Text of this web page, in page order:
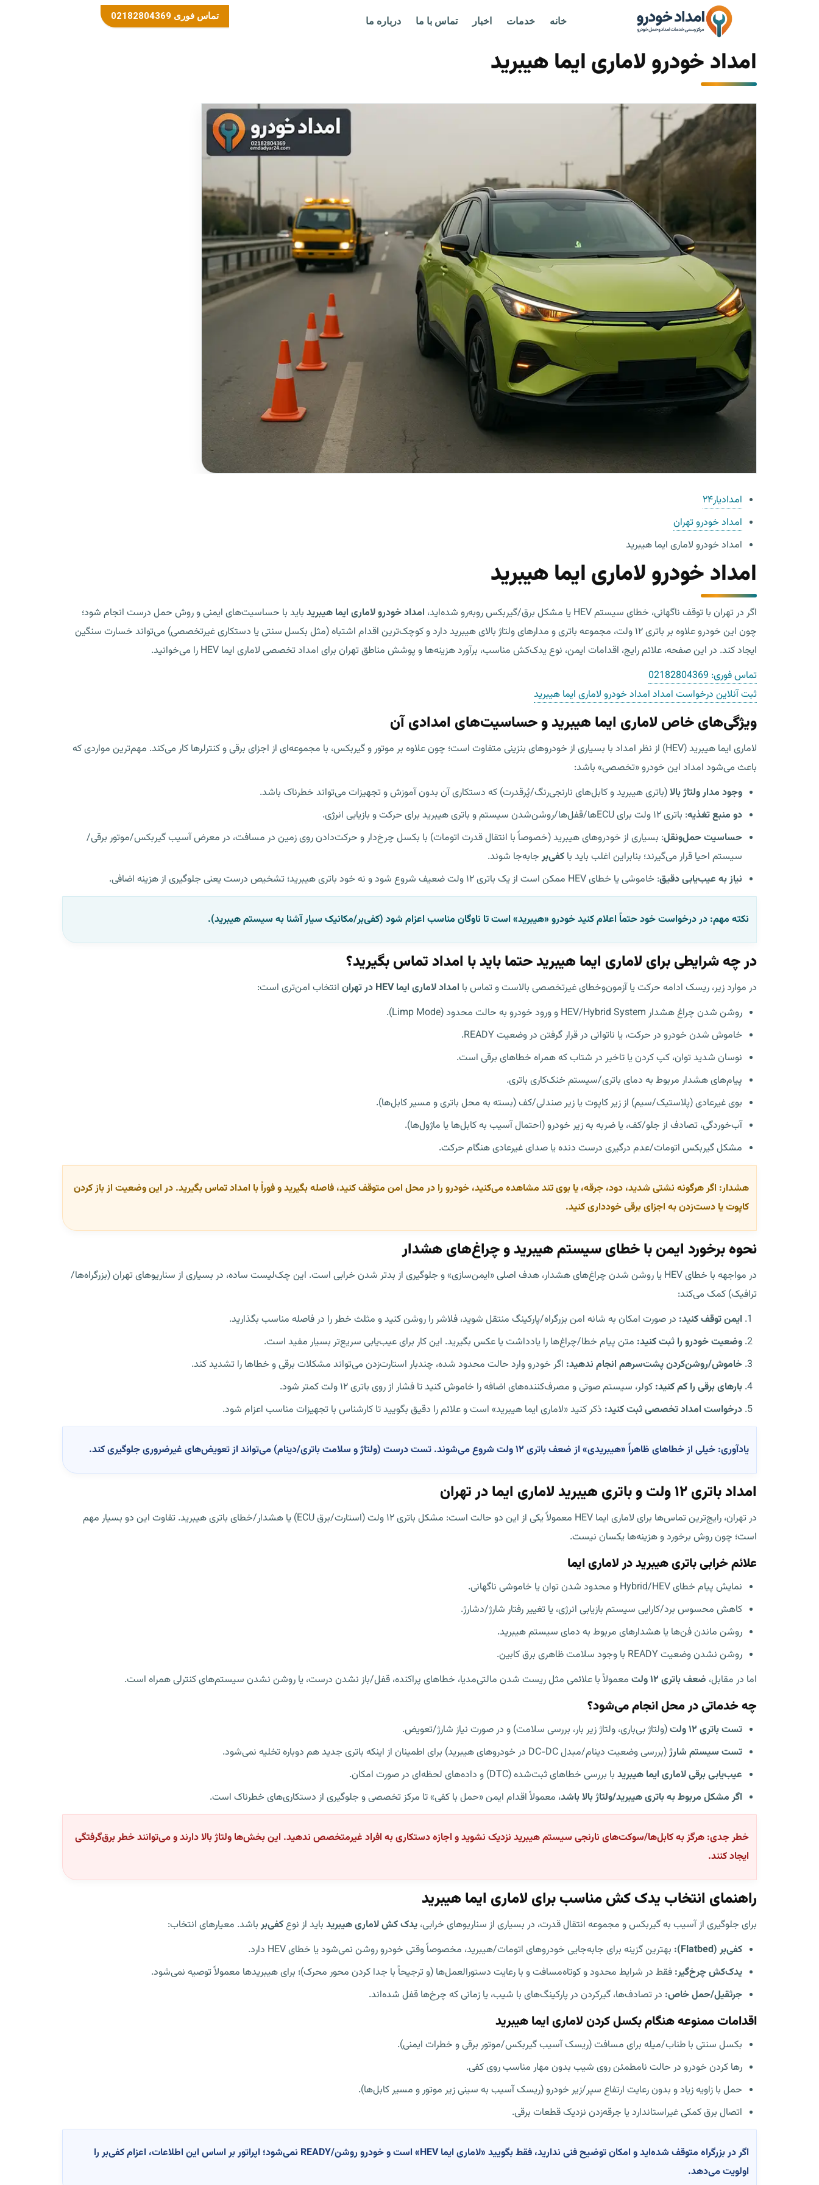
خانه خدمات اخبار تماس با ما درباره ما تماس فوری 02182804369
امداد خودرو لاماری ایما هیبرید
امدادیار۲۴
امداد خودرو تهران
امداد خودرو لاماری ایما هیبرید
امداد خودرو لاماری ایما هیبرید
اگر در تهران با توقف ناگهانی، خطای سیستم HEV یا مشکل برق/گیربکس روبه‌رو شده‌اید، امداد خودرو لاماری ایما هیبرید باید با حساسیت‌های ایمنی و روش حمل درست انجام شود؛
چون این خودرو علاوه بر باتری ۱۲ ولت، مجموعه باتری و مدارهای ولتاژ بالای هیبرید دارد و کوچک‌ترین اقدام اشتباه (مثل بکسل سنتی یا دستکاری غیرتخصصی) می‌تواند خسارت سنگین
ایجاد کند. در این صفحه، علائم رایج، اقدامات ایمن، نوع یدک‌کش مناسب، برآورد هزینه‌ها و پوشش مناطق تهران برای امداد تخصصی لاماری ایما HEV را می‌خوانید.
تماس فوری: 02182804369
ثبت آنلاین درخواست امداد امداد خودرو لاماری ایما هیبرید
ویژگی‌های خاص لاماری ایما هیبرید و حساسیت‌های امدادی آن
لاماری ایما هیبرید (HEV) از نظر امداد با بسیاری از خودروهای بنزینی متفاوت است؛ چون علاوه بر موتور و گیربکس، با مجموعه‌ای از اجزای برقی و کنترلرها کار می‌کند. مهم‌ترین مواردی که
باعث می‌شود امداد این خودرو «تخصصی» باشد:
وجود مدار ولتاژ بالا(باتری هیبرید و کابل‌های نارنجی‌رنگ/پُرقدرت) که دستکاری آن بدون آموزش و تجهیزات می‌تواند خطرناک باشد.
دو منبع تغذیه: باتری ۱۲ ولت برای ECUها/قفل‌ها/روشن‌شدن سیستم و باتری هیبرید برای حرکت و بازیابی انرژی.
حساسیت حمل‌ونقل: بسیاری از خودروهای هیبرید (خصوصاً با انتقال قدرت اتومات) با بکسل چرخ‌دار و حرکت‌دادن روی زمین در مسافت، در معرض آسیب گیربکس/موتور برقی/
سیستم احیا قرار می‌گیرند؛ بنابراین اغلب باید با کفی‌برجابه‌جا شوند.
نیاز به عیب‌یابی دقیق: خاموشی یا خطای HEV ممکن است از یک باتری ۱۲ ولت ضعیف شروع شود و نه خود باتری هیبرید؛ تشخیص درست یعنی جلوگیری از هزینه اضافی.
نکته مهم: در درخواست خود حتماً اعلام کنید خودرو «هیبرید» است تا ناوگان مناسب اعزام شود (کفی‌بر/مکانیک سیار آشنا به سیستم هیبرید).
در چه شرایطی برای لاماری ایما هیبرید حتما باید با امداد تماس بگیرید؟
در موارد زیر، ریسک ادامه حرکت یا آزمون‌وخطای غیرتخصصی بالاست و تماس با امداد لاماری ایما HEV در تهران
انتخاب امن‌تری است:
روشن شدن چراغ هشدار HEV/Hybrid System و ورود خودرو به حالت محدود (Limp Mode).
خاموش شدن خودرو در حرکت، یا ناتوانی در قرار گرفتن در وضعیت READY.
نوسان شدید توان، کپ کردن یا تاخیر در شتاب که همراه خطاهای برقی است.
پیام‌های هشدار مربوط به دمای باتری/سیستم خنک‌کاری باتری.
بوی غیرعادی (پلاستیک/سیم) از زیر کاپوت یا زیر صندلی/کف (بسته به محل باتری و مسیر کابل‌ها).
آب‌خوردگی، تصادف از جلو/کف، یا ضربه به زیر خودرو (احتمال آسیب به کابل‌ها یا ماژول‌ها).
مشکل گیربکس اتومات/عدم درگیری درست دنده یا صدای غیرعادی هنگام حرکت.
هشدار: اگر هرگونه نشتی شدید، دود، جرقه، یا بوی تند مشاهده می‌کنید، خودرو را در محل امن متوقف کنید، فاصله بگیرید و فوراً با امداد تماس بگیرید. در این وضعیت از باز کردن
کاپوت یا دست‌زدن به اجزای برقی خودداری کنید.
نحوه برخورد ایمن با خطای سیستم هیبرید و چراغ‌های هشدار
در مواجهه با خطای HEV یا روشن شدن چراغ‌های هشدار، هدف اصلی «ایمن‌سازی» و جلوگیری از بدتر شدن خرابی است. این چک‌لیست ساده، در بسیاری از سناریوهای تهران (بزرگراه‌ها/
ترافیک) کمک می‌کند:
ایمن توقف کنید: در صورت امکان به شانه امن بزرگراه/پارکینگ منتقل شوید، فلاشر را روشن کنید و مثلث خطر را در فاصله مناسب بگذارید.
وضعیت خودرو را ثبت کنید: متن پیام خطا/چراغ‌ها را یادداشت یا عکس بگیرید. این کار برای عیب‌یابی سریع‌تر بسیار مفید است.
خاموش/روشن‌کردن پشت‌سرهم انجام ندهید: اگر خودرو وارد حالت محدود شده، چندبار استارت‌زدن می‌تواند مشکلات برقی و خطاها را تشدید کند.
بارهای برقی را کم کنید: کولر، سیستم صوتی و مصرف‌کننده‌های اضافه را خاموش کنید تا فشار از روی باتری ۱۲ ولت کمتر شود.
درخواست امداد تخصصی ثبت کنید: ذکر کنید «لاماری ایما هیبرید» است و علائم را دقیق بگویید تا کارشناس با تجهیزات مناسب اعزام شود.
یادآوری: خیلی از خطاهای ظاهراً «هیبریدی» از ضعف باتری ۱۲ ولت شروع می‌شوند. تست درست (ولتاژ و سلامت باتری/دینام) می‌تواند از تعویض‌های غیرضروری جلوگیری کند.
امداد باتری ۱۲ ولت و باتری هیبرید لاماری ایما در تهران
در تهران، رایج‌ترین تماس‌ها برای لاماری ایما HEV معمولاً یکی از این دو حالت است: مشکل باتری ۱۲ ولت (استارت/برق ECU) یا هشدار/خطای باتری هیبرید. تفاوت این دو بسیار مهم
است؛ چون روش برخورد و هزینه‌ها یکسان نیست.
علائم خرابی باتری هیبرید در لاماری ایما
نمایش پیام خطای Hybrid/HEV و محدود شدن توان یا خاموشی ناگهانی.
کاهش محسوس برد/کارایی سیستم بازیابی انرژی، یا تغییر رفتار شارژ/دشارژ.
روشن ماندن فن‌ها یا هشدارهای مربوط به دمای سیستم هیبرید.
روشن نشدن وضعیت READY با وجود سلامت ظاهری برق کابین.
اما در مقابل، ضعف باتری ۱۲ ولت معمولاً با علائمی مثل ریست شدن مالتی‌مدیا، خطاهای پراکنده، قفل/باز نشدن درست، یا روشن نشدن سیستم‌های کنترلی همراه است.
چه خدماتی در محل انجام می‌شود؟
تست باتری ۱۲ ولت
(ولتاژ بی‌باری، ولتاژ زیر بار، بررسی سلامت) و در صورت نیاز شارژ/تعویض.
تست سیستم شارژ(بررسی وضعیت دینام/مبدل DC-DC در خودروهای هیبرید) برای اطمینان از اینکه باتری جدید هم دوباره تخلیه نمی‌شود.
عیب‌یابی برقی لاماری ایما هیبرید با بررسی خطاهای ثبت‌شده (DTC) و داده‌های لحظه‌ای در صورت امکان.
اگر مشکل مربوط به باتری هیبرید/ولتاژ بالا باشد، معمولاً اقدام ایمن «حمل با کفی» تا مرکز تخصصی و جلوگیری از دستکاری‌های خطرناک است.
خطر جدی: هرگز به کابل‌ها/سوکت‌های نارنجی سیستم هیبرید نزدیک نشوید و اجازه دستکاری به افراد غیرمتخصص ندهید. این بخش‌ها ولتاژ بالا دارند و می‌توانند خطر برق‌گرفتگی
ایجاد کنند.
راهنمای انتخاب یدک کش مناسب برای لاماری ایما هیبرید
برای جلوگیری از آسیب به گیربکس و مجموعه انتقال قدرت، در بسیاری از سناریوهای خرابی، یدک کش لاماری هیبرید باید از نوعکفی‌برباشد. معیارهای انتخاب:
کفی‌بر (Flatbed):
بهترین گزینه برای جابه‌جایی خودروهای اتومات/هیبرید، مخصوصاً وقتی خودرو روشن نمی‌شود یا خطای HEV دارد.
یدک‌کش چرخ‌گیر: فقط در شرایط محدود و کوتاه‌مسافت و با رعایت دستورالعمل‌ها (و ترجیحاً با جدا کردن محور محرک)؛ برای هیبریدها معمولاً توصیه نمی‌شود.
جرثقیل/حمل خاص: در تصادف‌ها، گیرکردن در پارکینگ‌های با شیب، یا زمانی که چرخ‌ها قفل شده‌اند.
اقدامات ممنوعه هنگام بکسل کردن لاماری ایما هیبرید
بکسل سنتی با طناب/میله برای مسافت (ریسک آسیب گیربکس/موتور برقی و خطرات ایمنی).
رها کردن خودرو در حالت نامطمئن روی شیب بدون مهار مناسب روی کفی.
حمل با زاویه زیاد و بدون رعایت ارتفاع سپر/زیر خودرو (ریسک آسیب به سینی زیر موتور و مسیر کابل‌ها).
اتصال برق کمکی غیراستاندارد یا جرقه‌زدن نزدیک قطعات برقی.
اگر در بزرگراه متوقف شده‌اید و امکان توضیح فنی ندارید، فقط بگویید «لاماری ایما HEV» است و خودرو روشن/READY نمی‌شود؛ اپراتور بر اساس این اطلاعات، اعزام کفی‌بر را
اولویت می‌دهد.